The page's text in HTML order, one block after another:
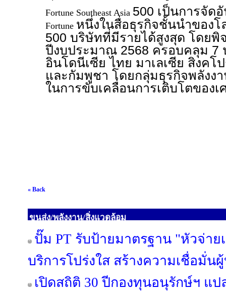
Fortune Southeast Asia 500 เป็นการจัด
Fortune หนึ่งในสื่อธุรกิจชั้นนำของ
500 บริษัทที่มีรายได้สูงสุด โดยพิ
ปีงบประมาณ 2568 ครอบคลุม 7
อินโดนีเซีย ไทย มาเลเซีย สิงคโ
และกัมพูชา โดยกลุ่มธุรกิจพลังง
ในการขับเคลื่อนการเติบโตของ
« Back
ขนส่ง/พลังงาน/สิ่งแวดล้อม
ปั๊ม PT รับป้ายมาตรฐาน "หัวจ่าย
บริการโปร่งใส สร้างความเชื่อมั่น
เปิดสถิติ 30 ปีกองทุนอนุรักษ์ฯ แ